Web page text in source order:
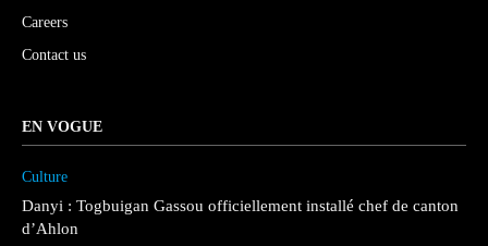
Careers
Contact us
EN VOGUE
Culture
Danyi : Togbuigan Gassou officiellement installé chef de canton
d’Ahlon